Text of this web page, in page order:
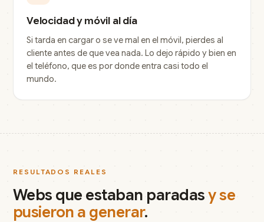
Velocidad y móvil al día
Si tarda en cargar o se ve mal en el móvil, pierdes al
cliente antes de que vea nada. Lo dejo rápido y bien en
el teléfono, que es por donde entra casi todo el
mundo.
RESULTADOS REALES
Webs que estaban paradasy se
pusieron a generar.